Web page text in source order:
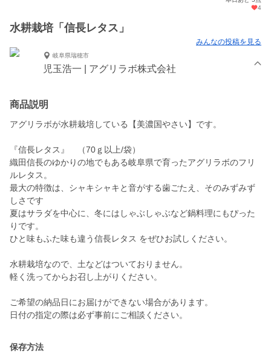
4
水耕栽培「信長レタス」
みんなの投稿を見る
岐阜県瑞穂市
児玉浩一 | アグリラボ株式会社
商品説明
アグリラボが水耕栽培している【美濃国やさい】です。
『信長レタス』 （70ｇ以上/袋）
織田信長のゆかりの地でもある岐阜県で育ったアグリラボのフリ
ルレタス。
最大の特徴は、シャキシャキと音がする歯ごたえ、そのみずみず
しさです
夏はサラダを中心に、冬にはしゃぶしゃぶなど鍋料理にもぴった
りです。
ひと味もふた味も違う信長レタス をぜひお試しください。
水耕栽培なので、土などはついておりません。
軽く洗ってからお召し上がりください。
ご希望の納品日にお届けができない場合があります。
保存方法